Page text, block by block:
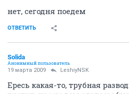
нет, сегодня поедем
ОТВЕТИТЬ
Solida
Анонимный пользователь
19 марта 2009 LeshiyNSK
Ересь какая-то, трубная